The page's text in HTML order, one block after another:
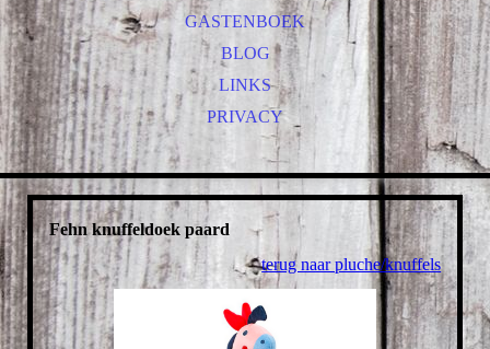
GASTENBOEK
BLOG
LINKS
PRIVACY
Fehn knuffeldoek paard
terug naar pluche/knuffels